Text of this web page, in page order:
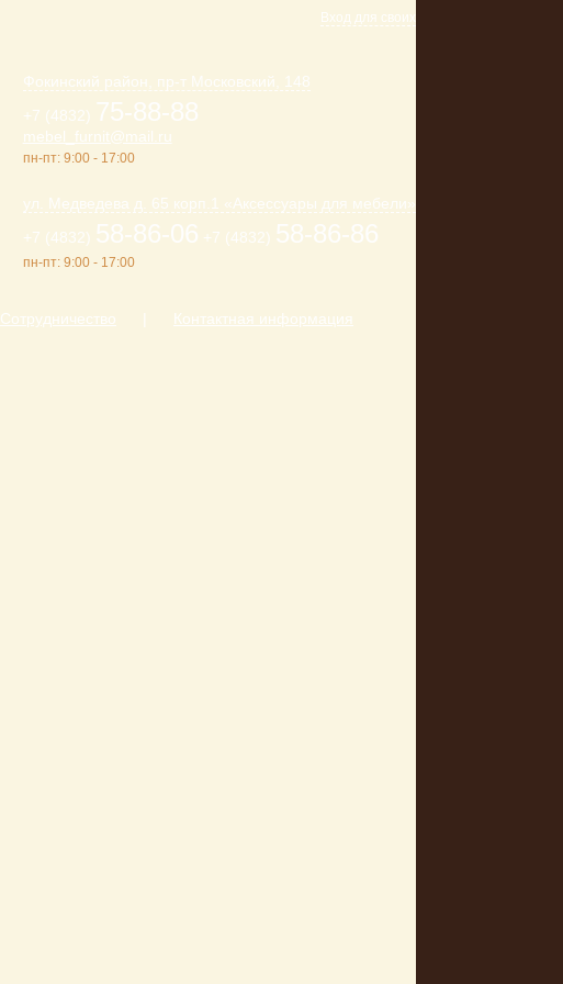
Вход для своих
Фокинский район, пр-т Московский, 148
+7 (4832) 75-88-88
mebel_furnit@mail.ru
пн-пт: 9:00 - 17:00
ул. Медведева д. 65 корп.1 «Аксессуары для мебели»
+7 (4832) 58-86-06 +7 (4832) 58-86-86
пн-пт: 9:00 - 17:00
Сотрудничество Контактная информация